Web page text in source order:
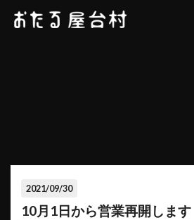
2021/09/30
10月1日から営業再開します